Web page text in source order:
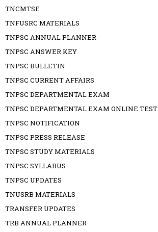
TNCMTSE
TNFUSRC MATERIALS
TNPSC ANNUAL PLANNER
TNPSC ANSWER KEY
TNPSC BULLETIN
TNPSC CURRENT AFFAIRS
TNPSC DEPARTMENTAL EXAM
TNPSC DEPARTMENTAL EXAM ONLINE TEST
TNPSC NOTIFICATION
TNPSC PRESS RELEASE
TNPSC STUDY MATERIALS
TNPSC SYLLABUS
TNPSC UPDATES
TNUSRB MATERIALS
TRANSFER UPDATES
TRB ANNUAL PLANNER